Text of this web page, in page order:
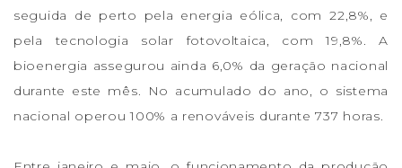
seguida de perto pela energia eólica, com 22,8%, e
pela tecnologia solar fotovoltaica, com 19,8%. A
bioenergia assegurou ainda 6,0% da geração nacional
durante este mês. No acumulado do ano, o sistema
nacional operou 100% a renováveis durante 737 horas.